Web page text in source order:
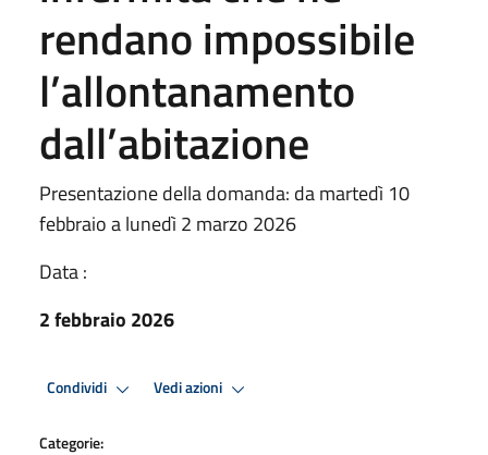
rendano impossibile
l’allontanamento
dall’abitazione
Presentazione della domanda: da martedì 10
febbraio a lunedì 2 marzo 2026
Data :
2 febbraio 2026
Condividi Vedi azioni
Categorie: